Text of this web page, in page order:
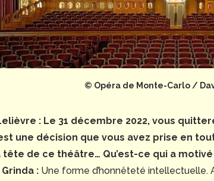
© Opéra de Monte-Carlo /
: Le 31 décembre 2022, vous
une décision que vous avez prise en
tête de ce théâtre… Qu’est-ce qui a
: Une forme d’honnêteté intellectuelle.